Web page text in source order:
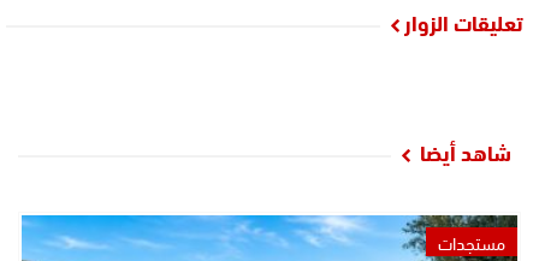
تعليقات الزوار
شاهد أيضا
مستجدات